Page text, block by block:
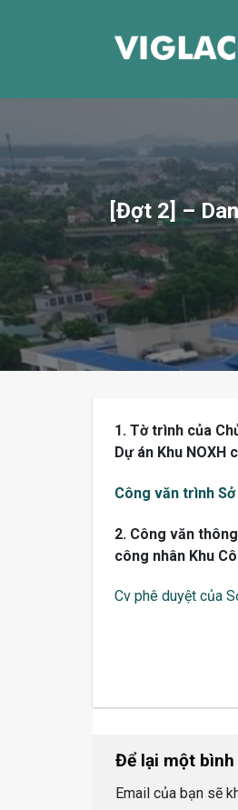
[Đợt 2] –
1. Tờ trình của
Dự án Khu NOXH
Công văn trình
2. Công văn
công nhân Khu
Cv phê duyệt của
Để lại một bình
Email của bạn sẽ